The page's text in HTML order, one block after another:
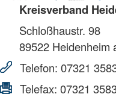
Kreisverband
Schloßhaustr. 98
89522 Heidenheim
Telefon: 07321
Telefax: 07321